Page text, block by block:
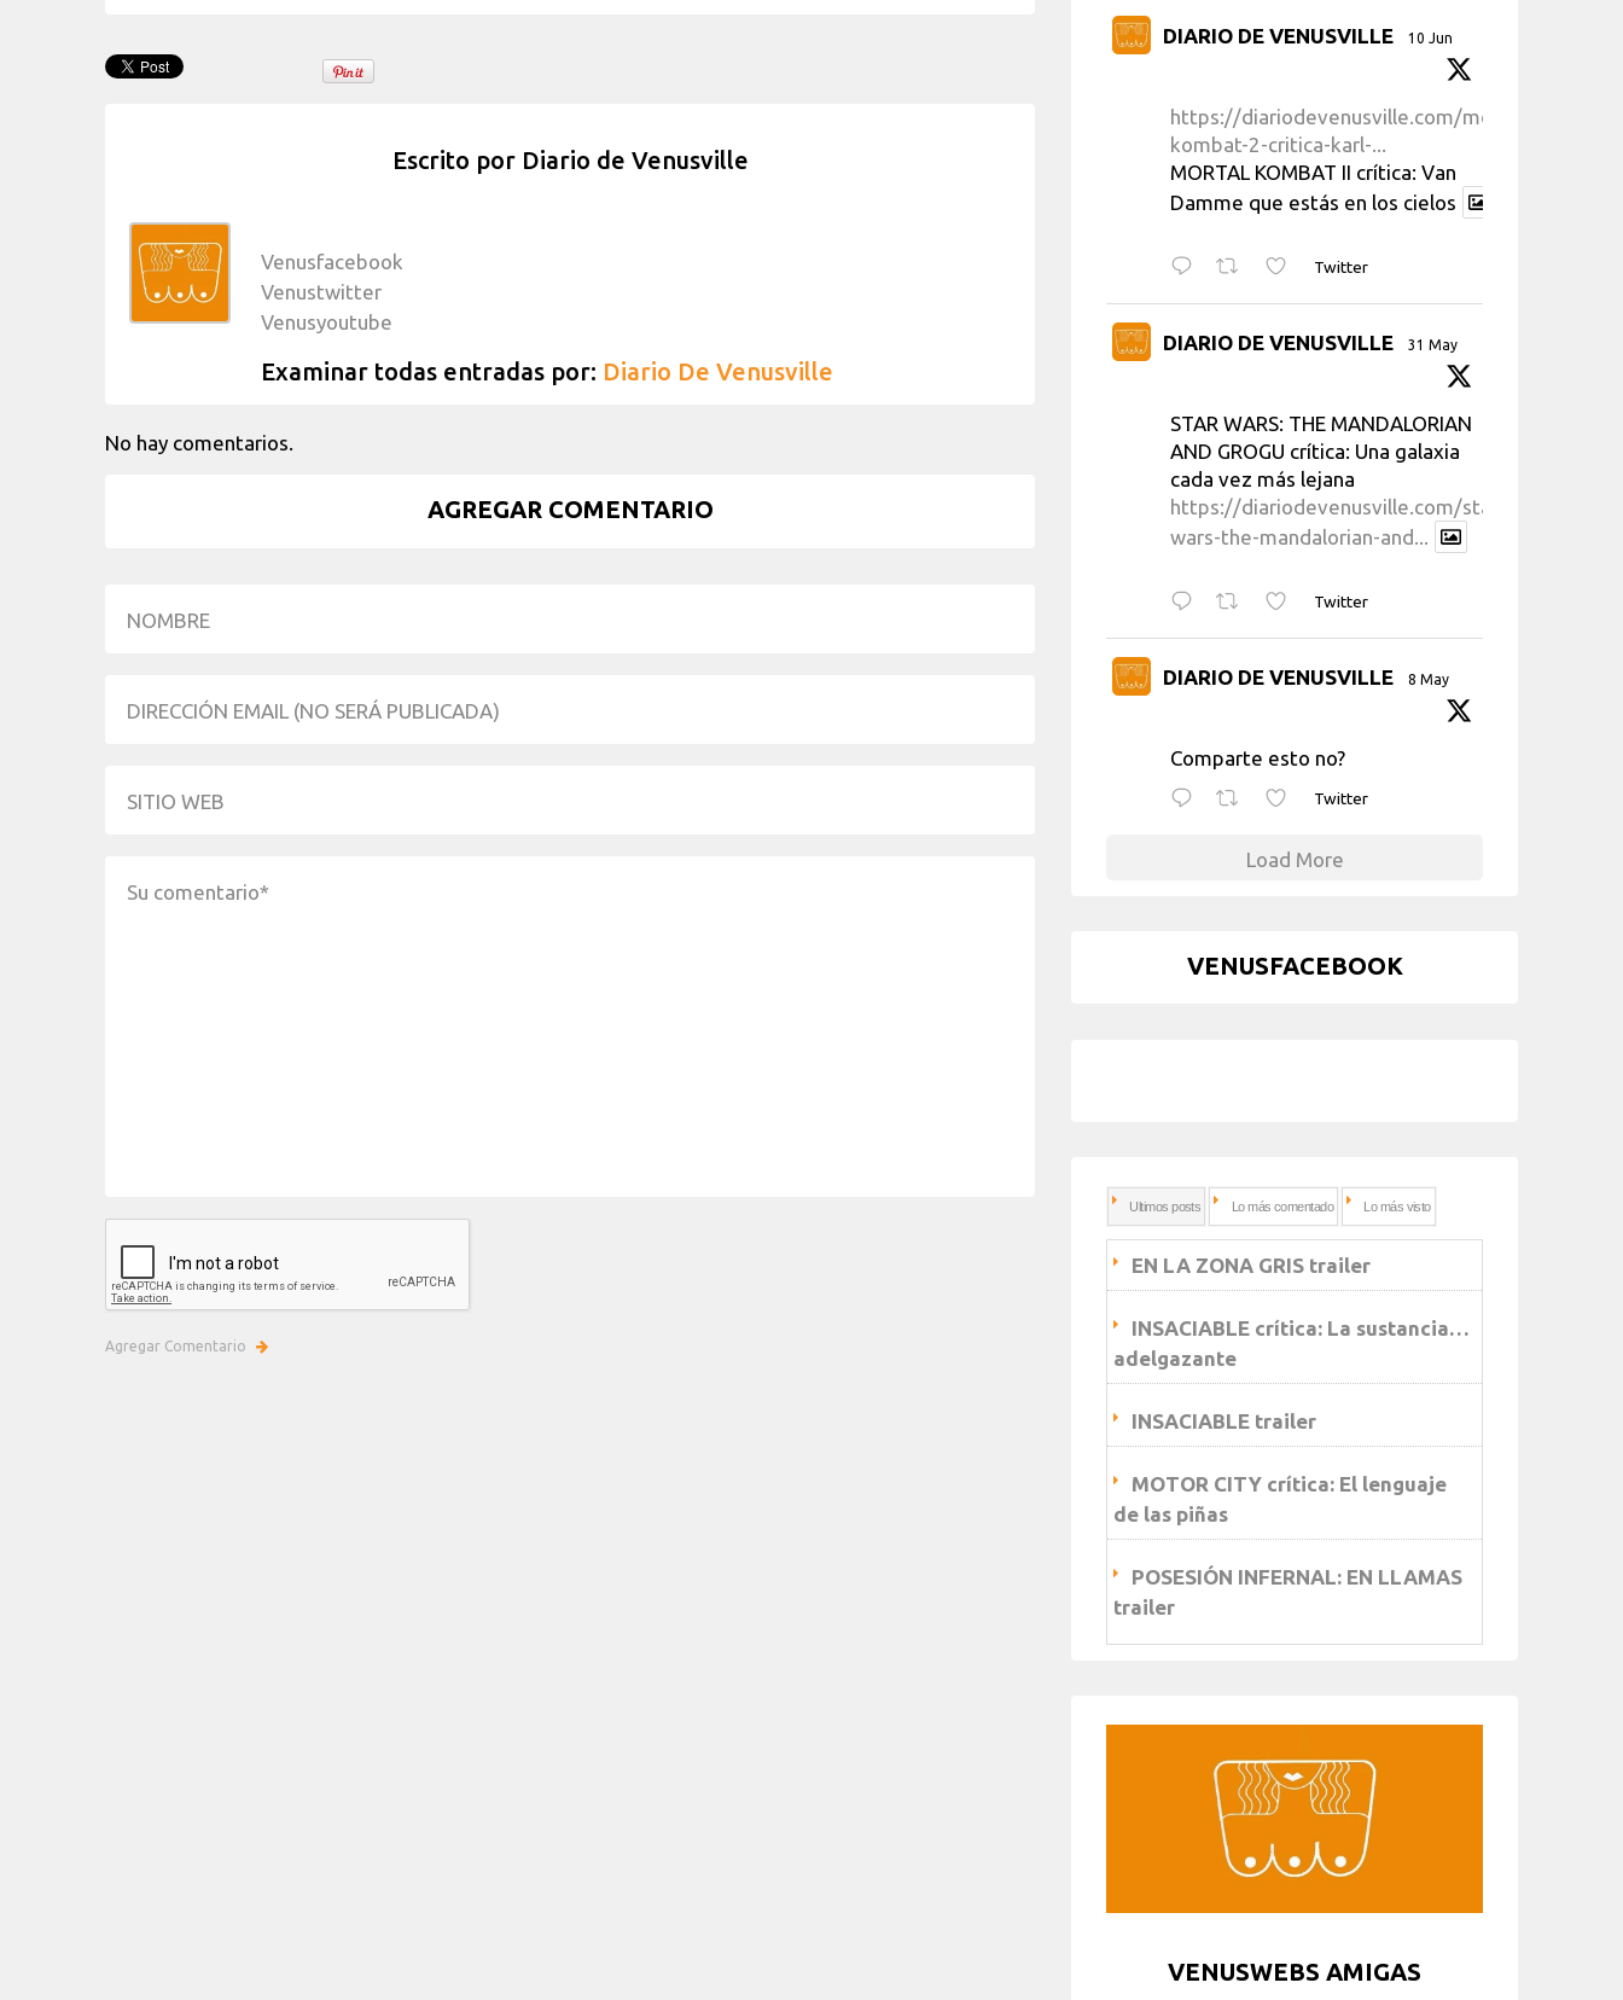
Escrito por Diario de Venusville
Venusfacebook
Venustwitter
Venusyoutube
Examinar todas entradas por: Diario De Venusville
No hay comentarios.
AGREGAR COMENTARIO
DIARIO DE VENUSVILLE 10 Jun
https://diariodevenusville.com/mortal-
kombat-2-critica-karl-...
MORTAL KOMBAT II crítica: Van
Damme que estás en los cielos
Twitter
DIARIO DE VENUSVILLE 31 May
STAR WARS: THE MANDALORIAN
AND GROGU crítica: Una galaxia
cada vez más lejana
https://diariodevenusville.com/star-
wars-the-mandalorian-and...
Twitter
DIARIO DE VENUSVILLE 8 May
Comparte esto no?
Twitter
Load More
VENUSFACEBOOK
Ultimos posts Lo más comentado Lo más visto
EN LA ZONA GRIS trailer
INSACIABLE crítica: La sustancia…
adelgazante
INSACIABLE trailer
MOTOR CITY crítica: El lenguaje
de las piñas
POSESIÓN INFERNAL: EN LLAMAS
trailer
VENUSWEBS AMIGAS